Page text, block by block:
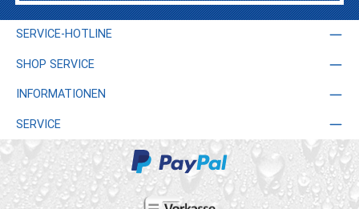
SERVICE-HOTLINE
SHOP SERVICE
INFORMATIONEN
SERVICE